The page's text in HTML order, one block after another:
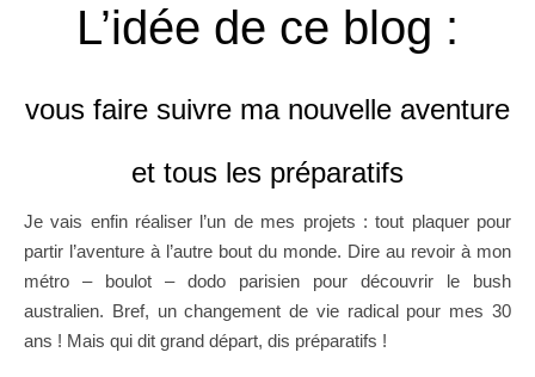
L’idée de ce blog :
vous faire suivre ma nouvelle aventure
et tous les préparatifs
Je vais enfin réaliser l’un de mes projets : tout plaquer pour
partir l’aventure à l’autre bout du monde. Dire au revoir à mon
métro – boulot – dodo parisien pour découvrir le bush
australien. Bref, un changement de vie radical pour mes 30
ans ! Mais qui dit grand départ, dis préparatifs !